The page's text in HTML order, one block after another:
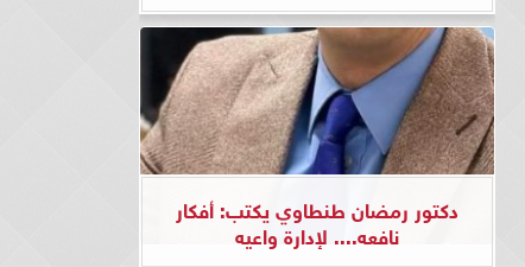
دكتور رمضان طنطاوي يكتب: أفكار
نافعه.... لإدارة واعيه